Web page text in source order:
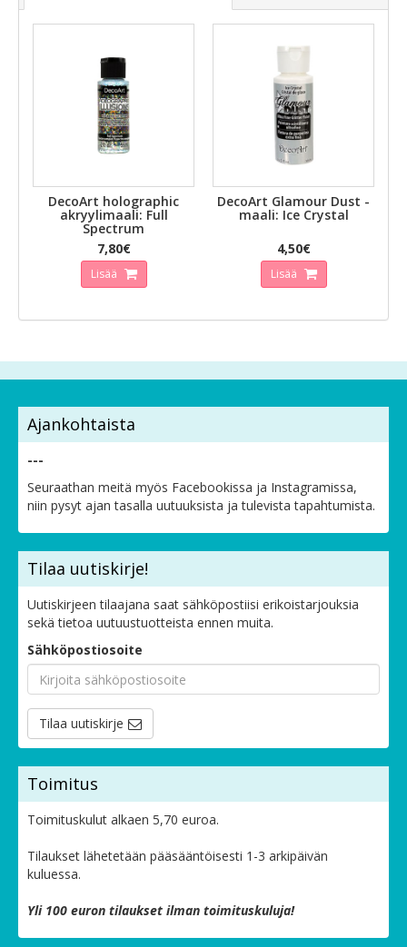
DecoArt holographic
akryylimaali: Full
Spectrum
7,80€
Lisää
DecoArt Glamour Dust -
maali: Ice Crystal
4,50€
Lisää
Ajankohtaista
---
Seuraathan meitä myös Facebookissa ja Instagramissa,
niin pysyt ajan tasalla uutuuksista ja tulevista tapahtumista.
Tilaa uutiskirje!
Uutiskirjeen tilaajana saat sähköpostiisi erikoistarjouksia
sekä tietoa uutuustuotteista ennen muita.
Sähköpostiosoite
Tilaa uutiskirje
Toimitus
Toimituskulut alkaen 5,70 euroa.
Tilaukset lähetetään pääsääntöisesti 1-3 arkipäivän
kuluessa.
Yli 100 euron tilaukset ilman toimituskuluja!